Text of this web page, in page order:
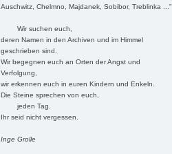
Auschwitz, Chelmno, Majdanek, Sobibor, Treblinka ..."
Wir suchen euch,
deren Namen in den Archiven und im Himmel
geschrieben sind.
Wir begegnen euch an Orten der Angst und
Verfolgung,
wir erkennen euch in euren Kindern und Enkeln.
Die Steine sprechen von euch,
jeden Tag.
Ihr seid nicht vergessen.
Inge Grolle